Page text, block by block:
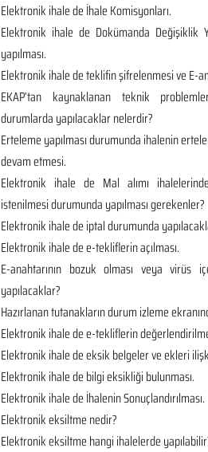
Elektronik ihale de İhale Komisyonları.
Elektronik ihale de Dokümanda Değişiklik
yapılması.
Elektronik ihale de teklifin şifrelenmesi ve E-
EKAP’tan kaynaklanan teknik
durumlarda yapılacaklar nelerdir?
Erteleme yapılması durumunda ihalenin
devam etmesi.
Elektronik ihale de Mal alımı
istenilmesi durumunda yapılması gerekenler?
Elektronik ihale de iptal durumunda
Elektronik ihale de e-tekliflerin açılması.
E-anahtarının bozuk olması veya virüs
yapılacaklar?
Hazırlanan tutanakların durum izleme
Elektronik ihale de e-tekliflerin
Elektronik ihale de eksik belgeler ve ekleri
Elektronik ihale de bilgi eksikliği bulunması.
Elektronik ihale de İhalenin Sonuçlandırılması.
Elektronik eksiltme nedir?
Elektronik eksiltme hangi ihalelerde